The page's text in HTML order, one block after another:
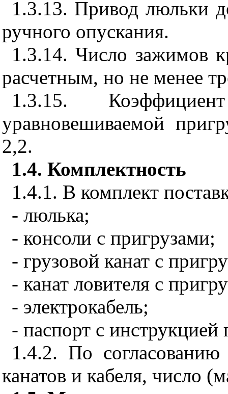
1.3.13. Привод люльки
ручного опускания.
1.3.14. Число зажимов
расчетным, но не менее
1.3.15.
уравновешиваемой
2,2.
1.4. Комплектность
1.4.1. В комплект
- люлька;
- консоли с пригрузами;
- грузовой канат с
- канат ловителя с
- электрокабель;
- паспорт с инструкцией
1.4.2. По
канатов и кабеля, число